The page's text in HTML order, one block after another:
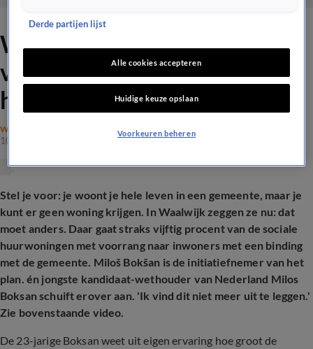
Waalwijk wil eigen inwoners
voorrang geven op sociale
huurwoning
WONEN
10 juni 2026, 19:30
Stel je voor: je woont je hele leven in een gemeente, maar je
kunt er geen woning krijgen. In Waalwijk zeggen ze nu: dat
moet anders. Daar gaat straks vijftig procent van de sociale
huurwoningen met voorrang naar inwoners met een binding
met de gemeente. Miloš Bokšan is de initiatiefnemer van het
plan. én jongste kandidaat-wethouder van Nederland Milos
Boksan schuift erover aan. 'Ik vind dit niet meer uit te leggen.'
Zie bovenstaande video.
De 23-jarige Boksan weet uit eigen ervaring hoe groot de
Derde partijen lijst
Alle cookies accepteren
Huidige keuze opslaan
Voorkeuren beheren